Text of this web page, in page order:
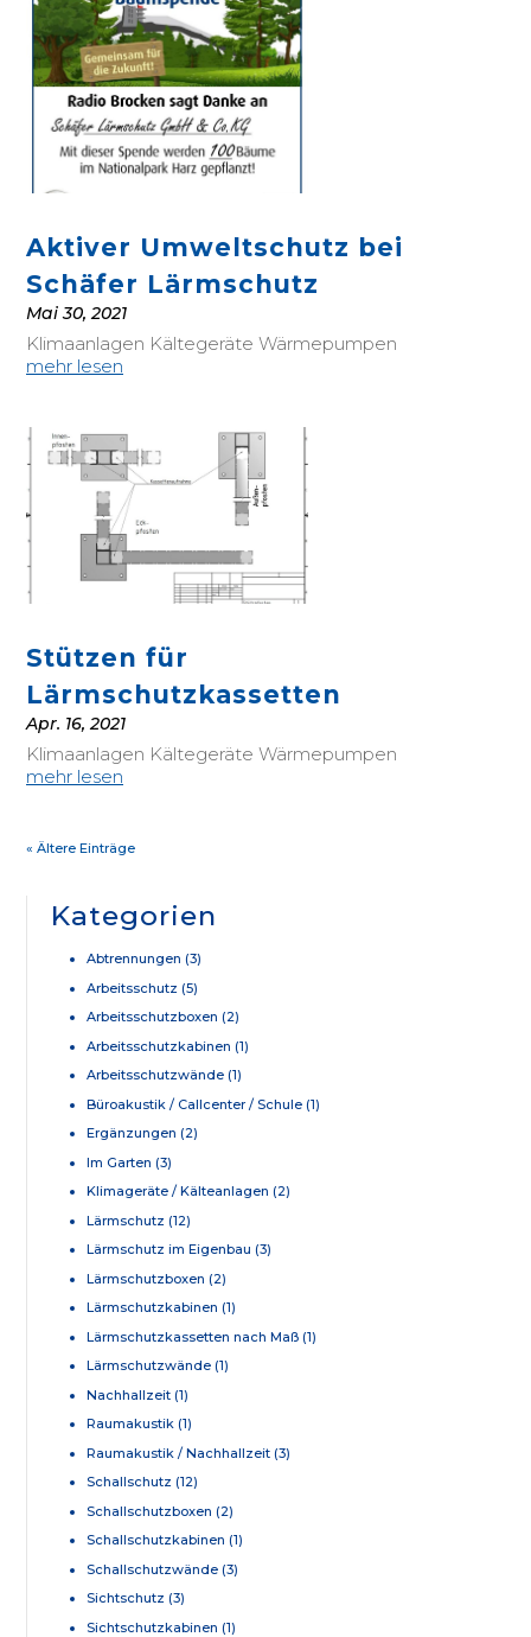
Aktiver Umweltschutz bei
Schäfer Lärmschutz
Mai 30, 2021
Klimaanlagen Kältegeräte Wärmepumpen
mehr lesen
Stützen für
Lärmschutzkassetten
Apr. 16, 2021
Klimaanlagen Kältegeräte Wärmepumpen
mehr lesen
« Ältere Einträge
Kategorien
Abtrennungen (3)
Arbeitsschutz (5)
Arbeitsschutzboxen (2)
Arbeitsschutzkabinen (1)
Arbeitsschutzwände (1)
Büroakustik / Callcenter / Schule (1)
Ergänzungen (2)
Im Garten (3)
Klimageräte / Kälteanlagen (2)
Lärmschutz (12)
Lärmschutz im Eigenbau (3)
Lärmschutzboxen (2)
Lärmschutzkabinen (1)
Lärmschutzkassetten nach Maß (1)
Lärmschutzwände (1)
Nachhallzeit (1)
Raumakustik (1)
Raumakustik / Nachhallzeit (3)
Schallschutz (12)
Schallschutzboxen (2)
Schallschutzkabinen (1)
Schallschutzwände (3)
Sichtschutz (3)
Sichtschutzkabinen (1)